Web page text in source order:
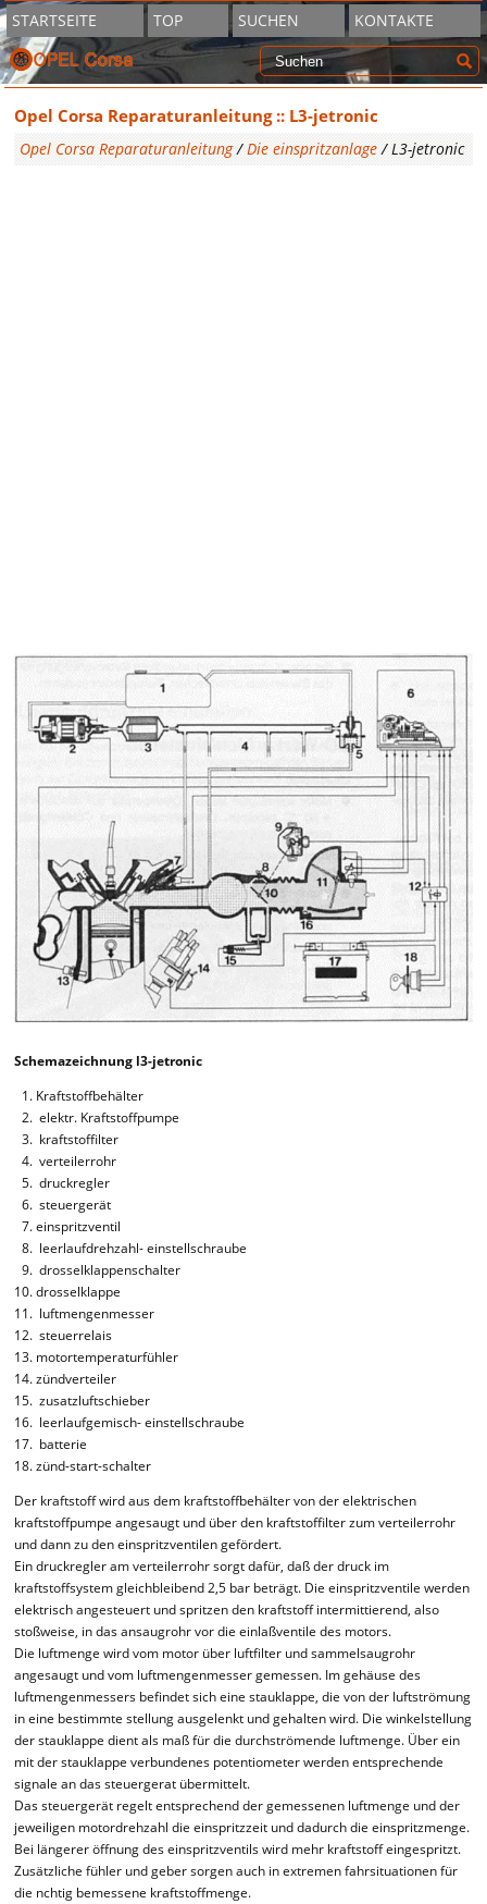
STARTSEITE TOP SUCHEN KONTAKTE
Opel Corsa Reparaturanleitung :: L3-jetronic
Opel Corsa Reparaturanleitung/Die einspritzanlage / L3-jetronic
Schemazeichnung l3-jetronic
Kraftstoffbehälter
elektr. Kraftstoffpumpe
kraftstoffilter
verteilerrohr
druckregler
steuergerät
einspritzventil
leerlaufdrehzahl- einstellschraube
drosselklappenschalter
drosselklappe
luftmengenmesser
steuerrelais
motortemperaturfühler
zündverteiler
zusatzluftschieber
leerlaufgemisch- einstellschraube
batterie
zünd-start-schalter
Der kraftstoff wird aus dem kraftstoffbehälter von der elektrischen
kraftstoffpumpe angesaugt und über den kraftstoffilter zum verteilerrohr
und dann zu den einspritzventilen gefördert.
Ein druckregler am verteilerrohr sorgt dafür, daß der druck im
kraftstoffsystem gleichbleibend 2,5 bar beträgt. Die einspritzventile werden
elektrisch angesteuert und spritzen den kraftstoff intermittierend, also
stoßweise, in das ansaugrohr vor die einlaßventile des motors.
Die luftmenge wird vom motor über luftfilter und sammelsaugrohr
angesaugt und vom luftmengenmesser gemessen. Im gehäuse des
luftmengenmessers befindet sich eine stauklappe, die von der luftströmung
in eine bestimmte stellung ausgelenkt und gehalten wird. Die winkelstellung
der stauklappe dient als maß für die durchströmende luftmenge. Über ein
mit der stauklappe verbundenes potentiometer werden entsprechende
signale an das steuergerat übermittelt.
Das steuergerät regelt entsprechend der gemessenen luftmenge und der
jeweiligen motordrehzahl die einspritzzeit und dadurch die einspritzmenge.
Bei längerer öffnung des einspritzventils wird mehr kraftstoff eingespritzt.
Zusätzliche fühler und geber sorgen auch in extremen fahrsituationen für
die nchtig bemessene kraftstoffmenge.